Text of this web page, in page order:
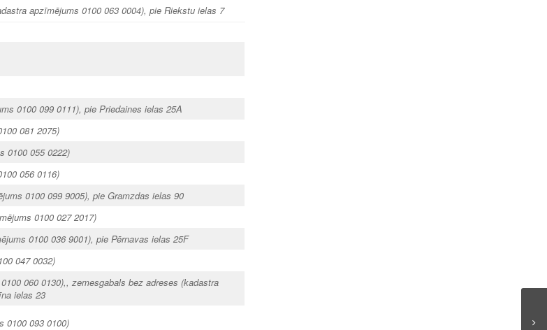
apzīmējums 0100 063 0004), pie Riekstu ielas 7
0100 099 0111), pie Priedaines ielas 25A
081 2075)
0100 055 0222)
056 0116)
0100 099 9005), pie Gramzdas ielas 90
0100 027 2017)
0100 036 9001), pie Pērnavas ielas 25F
047 0032)
060 0130),, zemesgabals bez adreses (kadastra
ielas 23
0100 093 0100)